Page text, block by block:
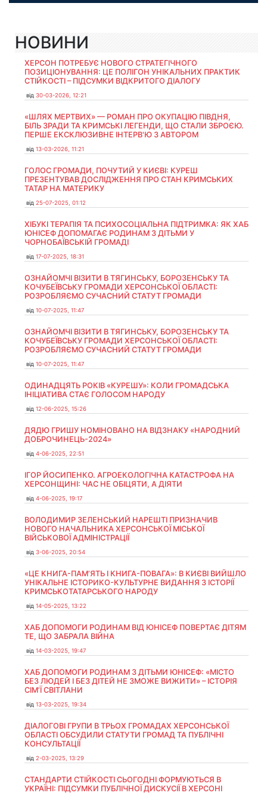
НОВИНИ
ХЕРСОН ПОТРЕБУЄ НОВОГО СТРАТЕГІЧНОГО
ПОЗИЦІОНУВАННЯ: ЦЕ ПОЛІГОН УНІКАЛЬНИХ ПРАКТИК
СТІЙКОСТІ – ПІДСУМКИ ВІДКРИТОГО ДІАЛОГУ
від 30-03-2026, 12:21
«ШЛЯХ МЕРТВИХ» — РОМАН ПРО ОКУПАЦІЮ ПІВДНЯ,
БІЛЬ ЗРАДИ ТА КРИМСЬКІ ЛЕГЕНДИ, ЩО СТАЛИ ЗБРОЄЮ.
ПЕРШЕ ЕКСКЛЮЗИВНЕ ІНТЕРВ'Ю З АВТОРОМ
від 13-03-2026, 11:21
ГОЛОС ГРОМАДИ, ПОЧУТИЙ У КИЄВІ: КУРЕШ
ПРЕЗЕНТУВАВ ДОСЛІДЖЕННЯ ПРО СТАН КРИМСЬКИХ
ТАТАР НА МАТЕРИКУ
від 25-07-2025, 01:12
ХІБУКІ ТЕРАПІЯ ТА ПСИХОСОЦІАЛЬНА ПІДТРИМКА: ЯК ХАБ
ЮНІСЕФ ДОПОМАГАЄ РОДИНАМ З ДІТЬМИ У
ЧОРНОБАЇВСЬКІЙ ГРОМАДІ
від 17-07-2025, 18:31
ОЗНАЙОМЧІ ВІЗИТИ В ТЯГИНСЬКУ, БОРОЗЕНСЬКУ ТА
КОЧУБЕЇВСЬКУ ГРОМАДИ ХЕРСОНСЬКОЇ ОБЛАСТІ:
РОЗРОБЛЯЄМО СУЧАСНИЙ СТАТУТ ГРОМАДИ
від 10-07-2025, 11:47
ОЗНАЙОМЧІ ВІЗИТИ В ТЯГИНСЬКУ, БОРОЗЕНСЬКУ ТА
КОЧУБЕЇВСЬКУ ГРОМАДИ ХЕРСОНСЬКОЇ ОБЛАСТІ:
РОЗРОБЛЯЄМО СУЧАСНИЙ СТАТУТ ГРОМАДИ
від 10-07-2025, 11:47
ОДИНАДЦЯТЬ РОКІВ «КУРЕШУ»: КОЛИ ГРОМАДСЬКА
ІНІЦІАТИВА СТАЄ ГОЛОСОМ НАРОДУ
від 12-06-2025, 15:26
ДЯДЮ ГРИШУ НОМІНОВАНО НА ВІДЗНАКУ «НАРОДНИЙ
ДОБРОЧИНЕЦЬ-2024»
від 4-06-2025, 22:51
ІГОР ЙОСИПЕНКО. АГРОЕКОЛОГІЧНА КАТАСТРОФА НА
ХЕРСОНЩИНІ: ЧАС НЕ ОБІЦЯТИ, А ДІЯТИ
від 4-06-2025, 19:17
ВОЛОДИМИР ЗЕЛЕНСЬКИЙ НАРЕШТІ ПРИЗНАЧИВ
НОВОГО НАЧАЛЬНИКА ХЕРСОНСЬКОЇ МІСЬКОЇ
ВІЙСЬКОВОЇ АДМІНІСТРАЦІЇ
від 3-06-2025, 20:54
«ЦЕ КНИГА-ПАМ’ЯТЬ І КНИГА-ПОВАГА»: В КИЄВІ ВИЙШЛО
УНІКАЛЬНЕ ІСТОРИКО-КУЛЬТУРНЕ ВИДАННЯ З ІСТОРІЇ
КРИМСЬКОТАТАРСЬКОГО НАРОДУ
від 14-05-2025, 13:22
ХАБ ДОПОМОГИ РОДИНАМ ВІД ЮНІСЕФ ПОВЕРТАЄ ДІТЯМ
ТЕ, ЩО ЗАБРАЛА ВІЙНА
від 14-03-2025, 19:47
ХАБ ДОПОМОГИ РОДИНАМ З ДІТЬМИ ЮНІСЕФ: «МІСТО
БЕЗ ЛЮДЕЙ І БЕЗ ДІТЕЙ НЕ ЗМОЖЕ ВИЖИТИ» – ІСТОРІЯ
СІМʼЇ СВІТЛАНИ
від 13-03-2025, 19:34
ДІАЛОГОВІ ГРУПИ В ТРЬОХ ГРОМАДАХ ХЕРСОНСЬКОЇ
ОБЛАСТІ ОБСУДИЛИ СТАТУТИ ГРОМАД ТА ПУБЛІЧНІ
КОНСУЛЬТАЦІЇ
від 2-03-2025, 13:29
СТАНДАРТИ СТІЙКОСТІ СЬОГОДНІ ФОРМУЮТЬСЯ В
УКРАЇНІ: ПІДСУМКИ ПУБЛІЧНОЇ ДИСКУСІЇ В ХЕРСОНІ